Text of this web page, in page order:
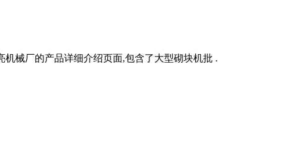
械厂的产品详细介绍页面,包含了大型砌块机批 .